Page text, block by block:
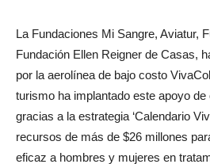
La Fundaciones Mi Sangre, Aviatur,
Fundación Ellen Reigner de Casas,
por la aerolínea de bajo costo
turismo ha implantado este apoyo
gracias a la estrategia ‘Calendario
recursos de más de $26 millones
eficaz a hombres y mujeres en